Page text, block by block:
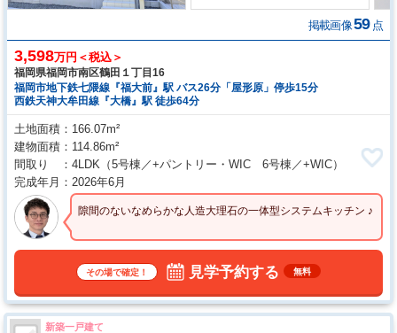
掲載画像59 点
3,598万円＜税込＞
福岡県福岡市南区鶴田１丁目16
福岡市地下鉄七隈線『福大前』駅 バス26分「屋形原」停歩15分
西鉄天神大牟田線『大橋』駅 徒歩64分
土地面積
166.07m²
建物面積
114.86m²
間取り
4LDK （5号棟／+パントリー・WIC 6号棟／+WIC）
完成年月
2026年6月
隙間のないなめらかな人造大理石の一体型システムキッチン ♪
その場で確定！ 見学予約する 無料
新築一戸建て